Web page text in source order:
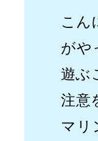
こん
がや
遊ぶ
注意
マリ